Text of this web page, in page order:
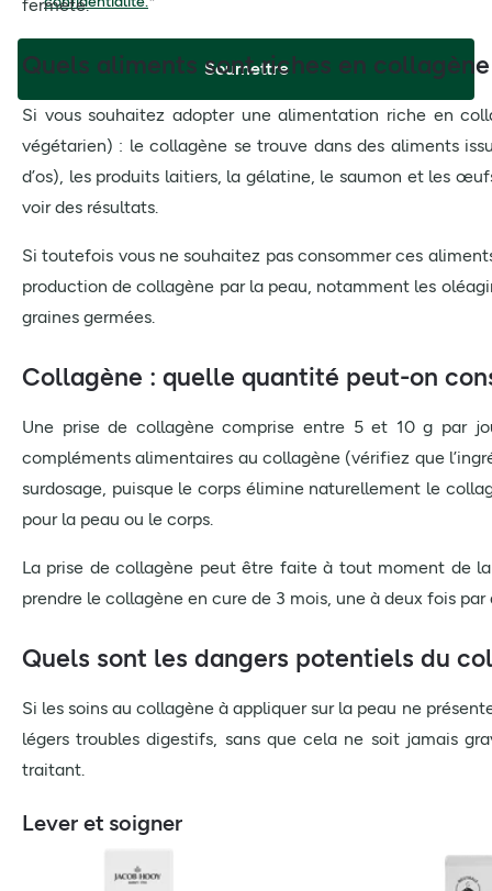
fermeté.
Quels aliments sont riches en
Si vous souhaitez adopter une alimentation riche en
végétarien) : le collagène se trouve dans des aliments
d’os), les produits laitiers, la gélatine, le saumon et les
voir des résultats.
Si toutefois vous ne souhaitez pas consommer ces
production de collagène par la peau, notamment les
graines germées.
Collagène : quelle quantité peut-on
Une prise de collagène comprise entre 5 et 10 g par
compléments alimentaires au collagène (vérifiez que
surdosage, puisque le corps élimine naturellement le
pour la peau ou le corps.
La prise de collagène peut être faite à tout moment de
prendre le collagène en cure de 3 mois, une à deux fois
Quels sont les dangers potentiels du
Si les soins au collagène à appliquer sur la peau ne
légers troubles digestifs, sans que cela ne soit jamais
traitant.
Lever et soigner
Soumettre